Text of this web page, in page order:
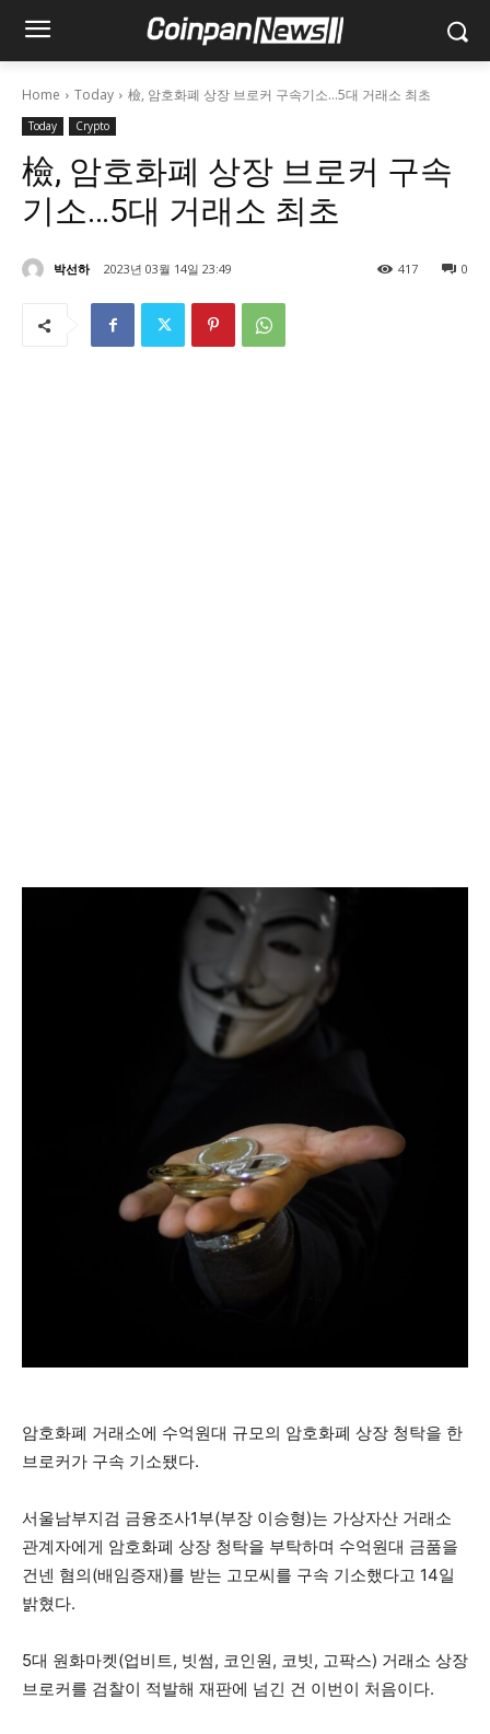
Home Today 檢, 암호화폐 상장 브로커 구속기소…5대 거래소 최초
Today Crypto
檢, 암호화폐 상장 브로커 구속
기소…5대 거래소 최초
박선하 2023년 03월 14일 23:49 0
417
암호화폐 거래소에 수억원대 규모의 암호화폐 상장 청탁을 한
브로커가 구속 기소됐다.
서울남부지검 금융조사1부(부장 이승형)는 가상자산 거래소
관계자에게 암호화폐 상장 청탁을 부탁하며 수억원대 금품을
건넨 혐의(배임증재)를 받는 고모씨를 구속 기소했다고 14일
밝혔다.
5대 원화마켓(업비트, 빗썸, 코인원, 코빗, 고팍스) 거래소 상장
브로커를 검찰이 적발해 재판에 넘긴 건 이번이 처음이다.